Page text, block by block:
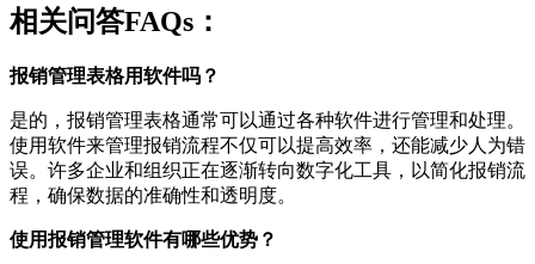
相关问答FAQs：
报销管理表格用软件吗？
是的，报销管理表格通常可以通过各种软件进行管理和处理。
使用软件来管理报销流程不仅可以提高效率，还能减少人为错
误。许多企业和组织正在逐渐转向数字化工具，以简化报销流
程，确保数据的准确性和透明度。
使用报销管理软件有哪些优势？